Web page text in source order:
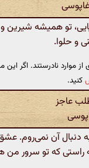
تو همیشه شیرین
و حلوا.
نادرستند. اگر این
کنید.
عاجز
آن نمی‌روم. عشق
راستی که تو سرور